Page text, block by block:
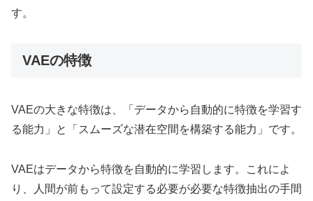
す。
VAEの特徴
VAEの大きな特徴は、「データから自動的に特徴を学習す
る能力」と「スムーズな潜在空間を構築する能力」です。
VAEはデータから特徴を自動的に学習します。これによ
り、人間が前もって設定する必要が必要な特徴抽出の手間